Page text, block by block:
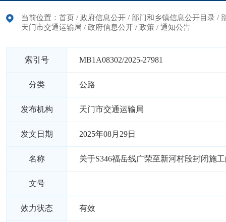
当前位置： 首页 / 政府信息公开 / 部门和乡镇信息公开目录 /
天门市交通运输局 / 政府信息公开 / 政策 / 通知公告
索引号 MB1A08302/2025-27981
分类 公路
发布机构 天门市交通运输局
发文日期 2025年08月29日
名称 关于S346福岳线广荣至新河村段封闭施
文号
效力状态 有效